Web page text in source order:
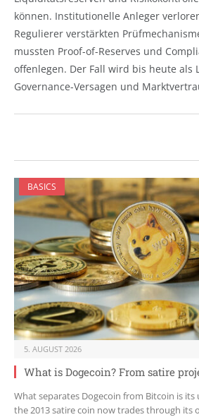
können. Institutionelle Anleger
Regulierer verstärkten
mussten Proof-of-Reserves und
offenlegen. Der Fall wird bis heute als
Governance-Versagen und
BASICS
5. AUGUST 2026
What is Dogecoin? From satire
What separates Dogecoin from Bitcoin is
the 2013 satire coin now trades through its